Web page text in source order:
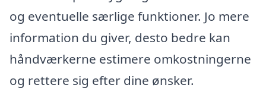
og eventuelle særlige funktioner. Jo mere
information du giver, desto bedre kan
håndværkerne estimere omkostningerne
og rettere sig efter dine ønsker.